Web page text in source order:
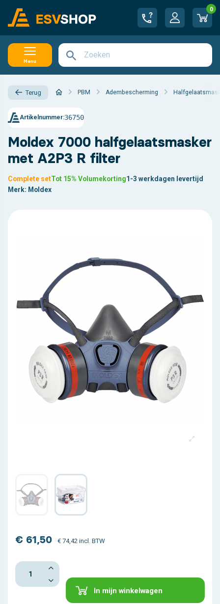
0
Menu
Terug PBM Adembescherming
Moldex 7000 halfgelaatsmasker
met A2P3 R filter
Artikelnummer:36750
Complete setTot 15% Volumekorting1-3 werkdagen levertijd
Merk: Moldex
€ 61,50 € 74,42 incl. BTW
In mijn winkelwagen